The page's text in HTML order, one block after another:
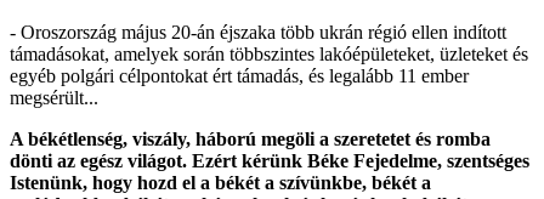
- Oroszország május 20-án éjszaka több ukrán régió ellen indított
támadásokat, amelyek során többszintes lakóépületeket, üzleteket és
egyéb polgári célpontokat ért támadás, és legalább 11 ember
megsérült...
A békétlenség, viszály, háború megöli a szeretetet és romba
dönti az egész világot. Ezért kérünk Béke Fejedelme, szentséges
Istenünk, hogy hozd el a békét a szívünkbe, békét a